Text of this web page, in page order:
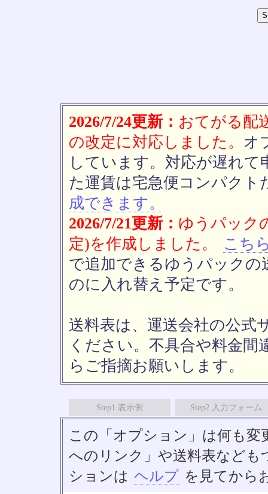
2026/7/24更新： おてがる配
の改定に対応しました。 オ
しています。対応が遅れ
た運賃は宅急便コンパクト
成できます。
2026/7/21更新： ゆうパック
定)を作成しました。
こち
で追加できるゆうパックの
のに入れ替え予定です。
送料表は、運送会社の公式
ください。不具合や料金間
らご指摘お願いします。
Step1 表示例 Step2 入力フォーム
この「オプション」は何も
へのリンク」や送料表など
ションは ヘルプ を見てから